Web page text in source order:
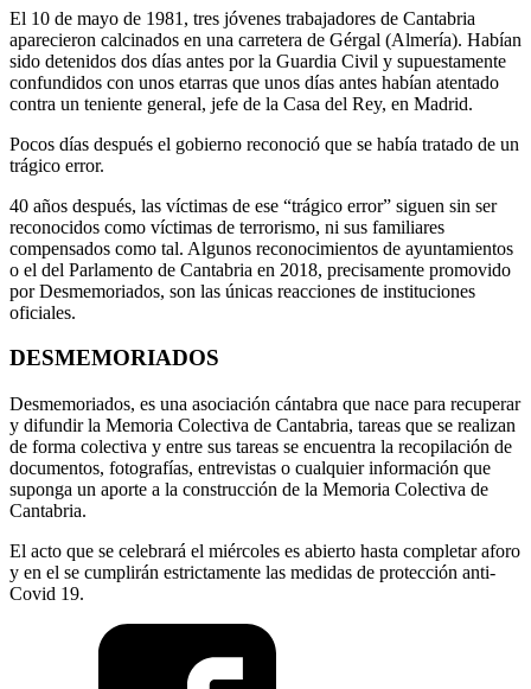
El 10 de mayo de 1981, tres jóvenes trabajadores de Cantabria
aparecieron calcinados en una carretera de Gérgal (Almería). Habían
sido detenidos dos días antes por la Guardia Civil y supuestamente
confundidos con unos etarras que unos días antes habían atentado
contra un teniente general, jefe de la Casa del Rey, en Madrid.
Pocos días después el gobierno reconoció que se había tratado de un
trágico error.
40 años después, las víctimas de ese “trágico error” siguen sin ser
reconocidos como víctimas de terrorismo, ni sus familiares
compensados como tal. Algunos reconocimientos de ayuntamientos
o el del Parlamento de Cantabria en 2018, precisamente promovido
por Desmemoriados, son las únicas reacciones de instituciones
oficiales.
DESMEMORIADOS
Desmemoriados, es una asociación cántabra que nace para recuperar
y difundir la Memoria Colectiva de Cantabria, tareas que se realizan
de forma colectiva y entre sus tareas se encuentra la recopilación de
documentos, fotografías, entrevistas o cualquier información que
suponga un aporte a la construcción de la Memoria Colectiva de
Cantabria.
El acto que se celebrará el miércoles es abierto hasta completar aforo
y en el se cumplirán estrictamente las medidas de protección anti-
Covid 19.